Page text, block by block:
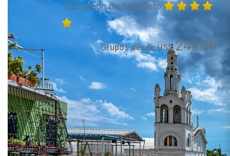
Excursión dia completo
Grupos desde US$249.00